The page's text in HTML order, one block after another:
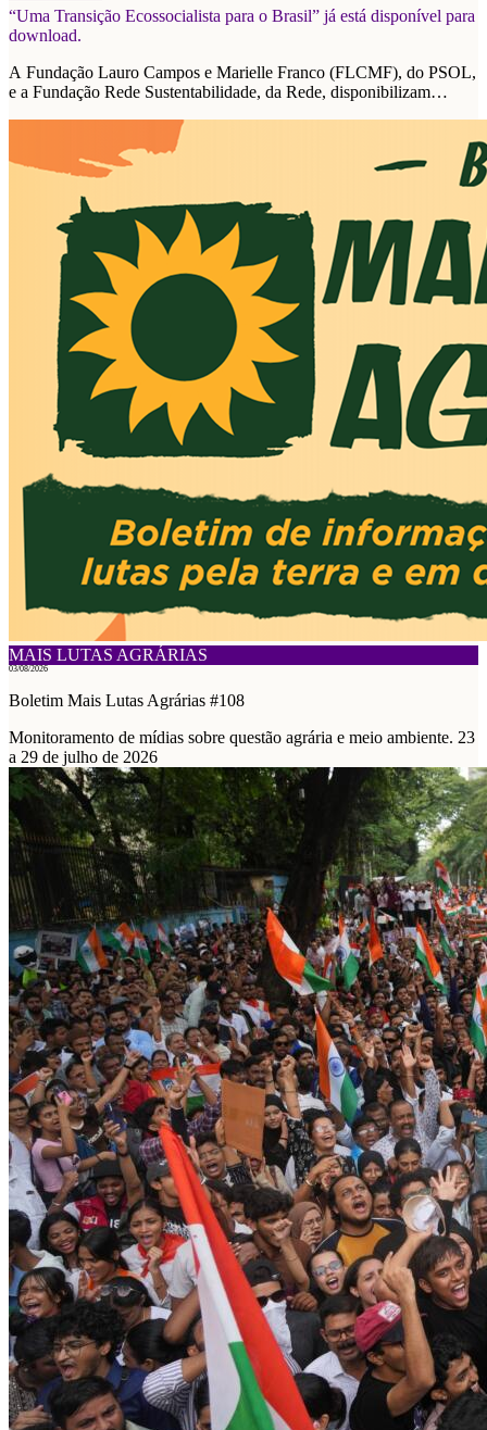
“Uma Transição Ecossocialista para o Brasil” já está disponível para
download.
A Fundação Lauro Campos e Marielle Franco (FLCMF), do PSOL,
e a Fundação Rede Sustentabilidade, da Rede, disponibilizam
MAIS LUTAS AGRÁRIAS
03/08/2026
Boletim Mais Lutas Agrárias #108
Monitoramento de mídias sobre questão agrária e meio ambiente. 23
a 29 de julho de 2026